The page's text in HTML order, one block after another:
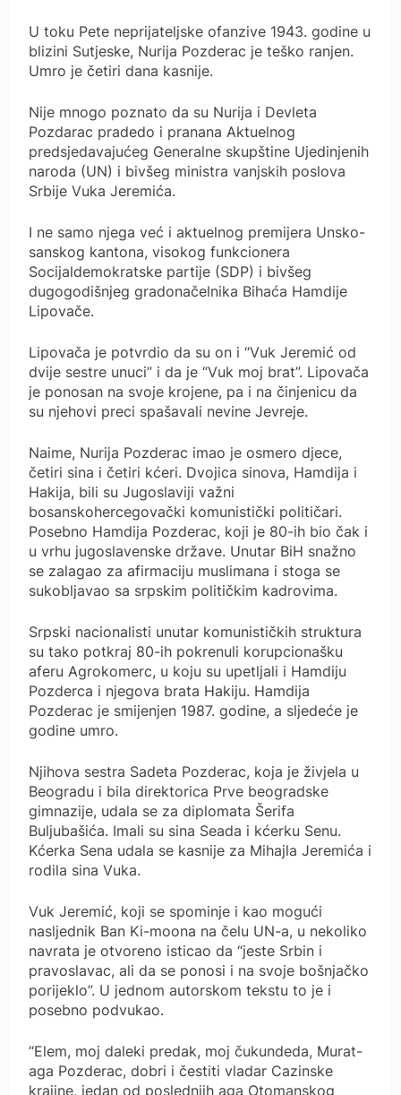
U toku Pete neprijateljske ofanzive 1943. godine u
blizini Sutjeske, Nurija Pozderac je teško ranjen.
Umro je četiri dana kasnije.
Nije mnogo poznato da su Nurija i Devleta
Pozdarac pradedo i pranana Aktuelnog
predsjedavajućeg Generalne skupštine Ujedinjenih
naroda (UN) i bivšeg ministra vanjskih poslova
Srbije Vuka Jeremića.
I ne samo njega već i aktuelnog premijera Unsko-
sanskog kantona, visokog funkcionera
Socijaldemokratske partije (SDP) i bivšeg
dugogodišnjeg gradonačelnika Bihaća Hamdije
Lipovače.
Lipovača je potvrdio da su on i “Vuk Jeremić od
dvije sestre unuci” i da je “Vuk moj brat”. Lipovača
je ponosan na svoje krojene, pa i na činjenicu da
su njehovi preci spašavali nevine Jevreje.
Naime, Nurija Pozderac imao je osmero djece,
četiri sina i četiri kćeri. Dvojica sinova, Hamdija i
Hakija, bili su Jugoslaviji važni
bosanskohercegovački komunistički političari.
Posebno Hamdija Pozderac, koji je 80-ih bio čak i
u vrhu jugoslavenske države. Unutar BiH snažno
se zalagao za afirmaciju muslimana i stoga se
sukobljavao sa srpskim političkim kadrovima.
Srpski nacionalisti unutar komunističkih struktura
su tako potkraj 80-ih pokrenuli korupcionašku
aferu Agrokomerc, u koju su upetljali i Hamdiju
Pozderca i njegova brata Hakiju. Hamdija
Pozderac je smijenjen 1987. godine, a sljedeće je
godine umro.
Njihova sestra Sadeta Pozderac, koja je živjela u
Beogradu i bila direktorica Prve beogradske
gimnazije, udala se za diplomata Šerifa
Buljubašića. Imali su sina Seada i kćerku Senu.
Kćerka Sena udala se kasnije za Mihajla Jeremića i
rodila sina Vuka.
Vuk Jeremić, koji se spominje i kao mogući
nasljednik Ban Ki-moona na čelu UN-a, u nekoliko
navrata je otvoreno isticao da “jeste Srbin i
pravoslavac, ali da se ponosi i na svoje bošnjačko
porijeklo”. U jednom autorskom tekstu to je i
posebno podvukao.
“Elem, moj daleki predak, moj čukundeda, Murat-
aga Pozderac, dobri i čestiti vladar Cazinske
krajine, jedan od poslednjih aga Otomanskog